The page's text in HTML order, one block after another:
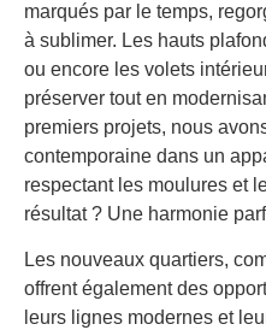
marqués par le temps,
à sublimer. Les hauts
ou encore les volets
préserver tout en
premiers projets, nous
contemporaine dans un
respectant les moulures et
résultat ? Une harmonie
Les nouveaux quartiers,
offrent également des
leurs lignes modernes et